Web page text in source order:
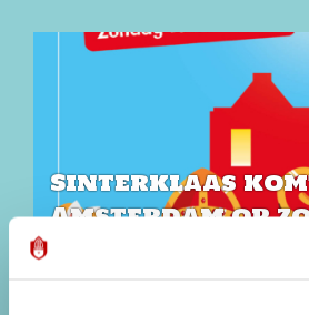
Sinterklaas
Amsterdam op